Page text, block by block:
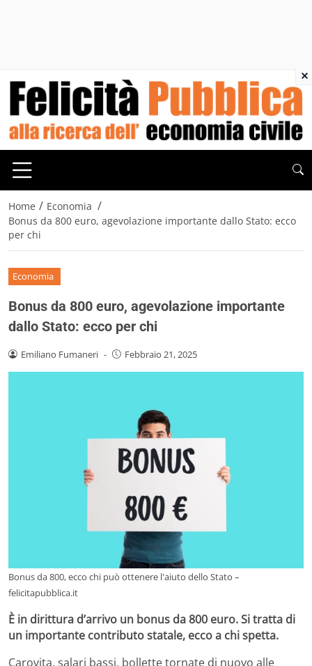
Home / Economia /
Bonus da 800 euro, agevolazione importante dallo Stato: ecco
per chi
Economia
Bonus da 800 euro, agevolazione importante
dallo Stato: ecco per chi
Emiliano Fumaneri - Febbraio 21, 2025
Bonus da 800, ecco chi può ottenere l'aiuto dello Stato –
felicitapubblica.it
È in dirittura d’arrivo un bonus da 800 euro. Si tratta di
un importante contributo statale, ecco a chi spetta.
Carovita, salari bassi, bollette tornate di nuovo alle
×